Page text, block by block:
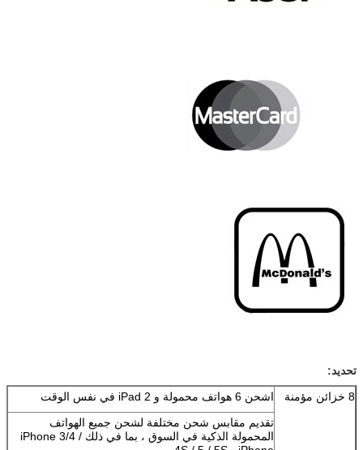
تحديد:
8 خزائن مؤمنة
اشحن 6 هواتف محمولة و 2 iPad في نفس الوقت
تقديم مقابس شحن مختلفة لشحن جميع الهواتف
المحمولة الذكية في السوق ، بما في ذلك iPhone 3/4 /